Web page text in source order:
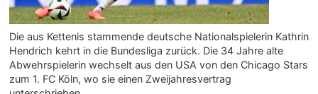
Die aus Kettenis stammende deutsche Nationalspielerin Kathrin
Hendrich kehrt in die Bundesliga zurück. Die 34 Jahre alte
Abwehrspielerin wechselt aus den USA von den Chicago Stars
zum 1. FC Köln, wo sie einen Zweijahresvertrag